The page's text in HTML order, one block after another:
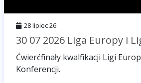
28 lipiec 26
30 07 2026 Liga Europy i
Ćwierćfinały kwalfikacji Ligi
Konferencji.